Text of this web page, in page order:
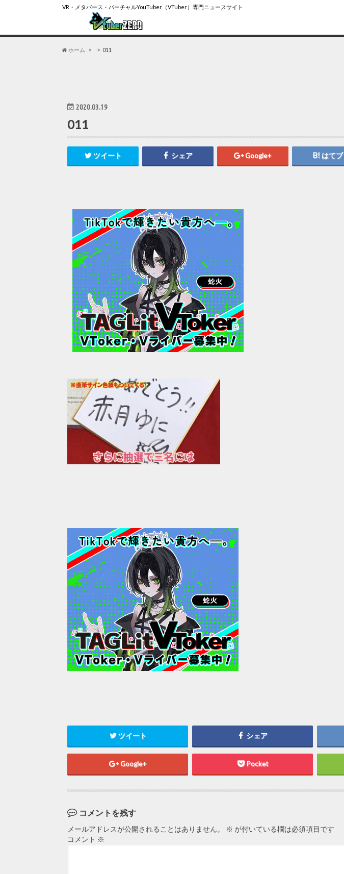
VR・メタバース・バーチャルYouTuber（VTuber）専門ニュースサイト
ホーム 011
2020.03.19
011
ツイート シェア Google+ はてブ
ツイート シェア
Google+ Pocket
コメントを残す
メールアドレスが公開されることはありません。 ※ が付いている欄は必須項目です
コメント ※